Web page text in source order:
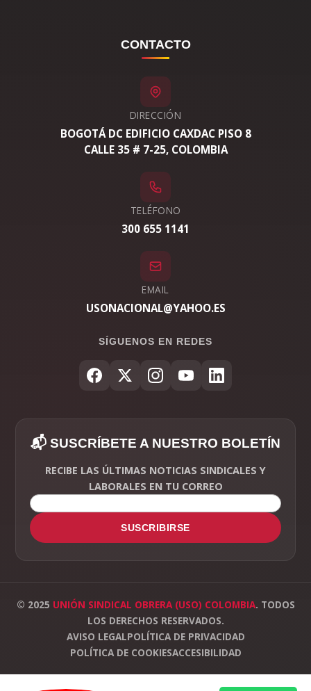
CONTACTO
DIRECCIÓN
BOGOTÁ DC EDIFICIO CAXDAC PISO 8
CALLE 35 # 7-25, COLOMBIA
TELÉFONO
300 655 1141
EMAIL
USONACIONAL@YAHOO.ES
SÍGUENOS EN REDES
📬 SUSCRÍBETE A NUESTRO BOLETÍN
RECIBE LAS ÚLTIMAS NOTICIAS SINDICALES Y
LABORALES EN TU CORREO
SUSCRIBIRSE
© 2025 UNIÓN SINDICAL OBRERA (USO) COLOMBIA. TODOS
LOS DERECHOS RESERVADOS.
AVISO LEGALPOLÍTICA DE PRIVACIDAD
POLÍTICA DE COOKIESACCESIBILIDAD